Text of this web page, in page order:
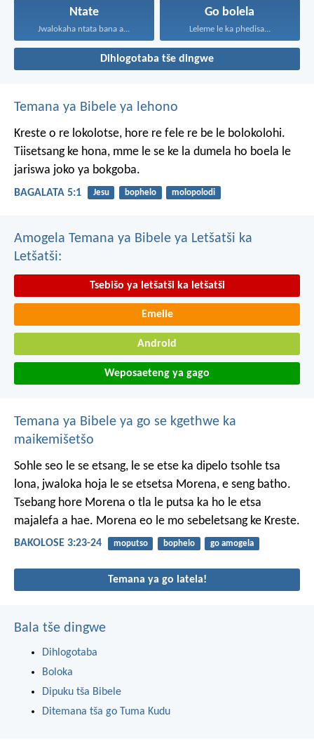
Ntate
Jwalokaha ntata bana a...
Go bolela
Leleme le ka phedisa...
Dihlogotaba tše dingwe
Temana ya Bibele ya lehono
Kreste o re lokolotse, hore re fele re be le bolokolohi.
Tiisetsang ke hona, mme le se ke la dumela ho boela le
jariswa joko ya bokgoba.
BAGALATA 5:1 Jesu bophelo molopolodi
Amogela Temana ya Bibele ya Letšatši ka
Letšatši:
Tsebišo ya letšatši ka letšatši
Emeile
Android
Weposaeteng ya gago
Temana ya Bibele ya go se kgethwe ka
maikemišetšo
Sohle seo le se etsang, le se etse ka dipelo tsohle tsa
lona, jwaloka hoja le se etsetsa Morena, e seng batho.
Tsebang hore Morena o tla le putsa ka ho le etsa
majalefa a hae. Morena eo le mo sebeletsang ke Kreste.
BAKOLOSE 3:23-24 moputso bophelo go amogela
Temana ya go latela!
Bala tše dingwe
Dihlogotaba
Boloka
Dipuku tša Bibele
Ditemana tša go Tuma Kudu